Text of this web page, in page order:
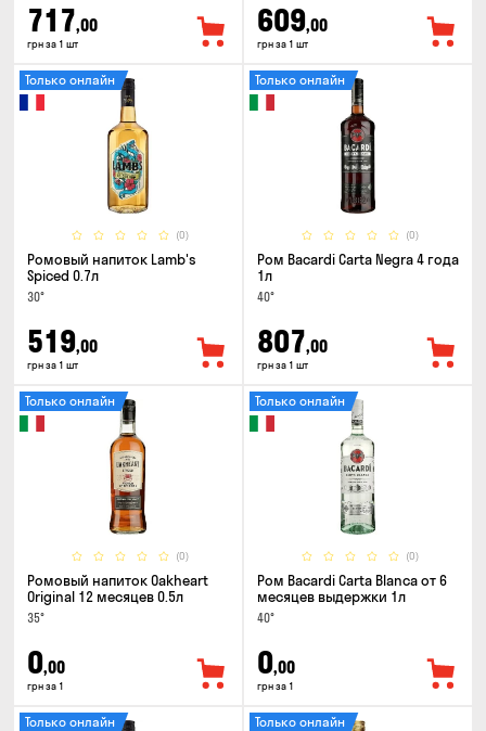
717,00
грн за 1 шт
609,00
грн за 1 шт
(0)
Только онлайн
Ромовый напиток Lamb's
Spiced 0.7л
30°
519,00
грн за 1 шт
(0)
Только онлайн
Ром Bacardi Carta Negra 4 года
1л
40°
807,00
грн за 1 шт
(0)
Только онлайн
Ромовый напиток Oakheart
Original 12 месяцев 0.5л
35°
0,00
грн за 1
(0)
Только онлайн
Ром Bacardi Carta Blanca от 6
месяцев выдержки 1л
40°
0,00
грн за 1
Только онлайн Только онлайн